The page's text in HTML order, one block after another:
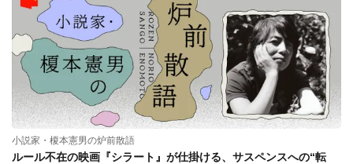
小説家・榎本憲男の炉前散語
ルール不在の映画『シラート』が仕掛ける、サスペンスへの“転